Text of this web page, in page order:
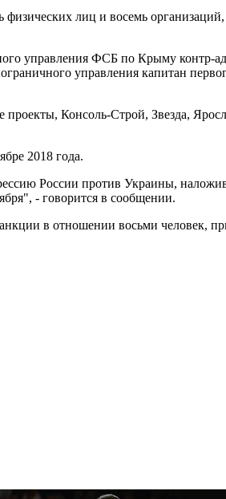
лиц и восемь
управления ФСБ по Крыму контр-
управления капитан
Консоль-Строй, Звезда,
2018 года.
России против Украины,
- говорится в сообщении.
в отношении восьми человек,